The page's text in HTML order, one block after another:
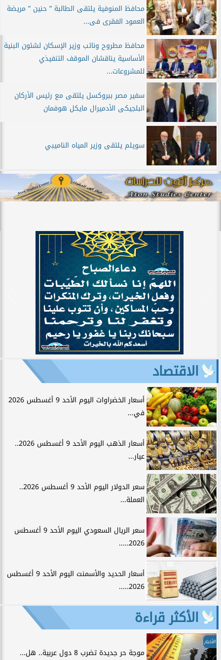
محافظ المنوفية يلتقى الطالبة ” حنين ” مريضة
العمود الفقرى فى...
محافظ مطروح ونائب وزير الإسكان لشئون البنية
الأساسية يناقشان الموقف التنفيذي
للمشروعات...
سفير مصر ببروكسل يلتقى مع رئيس الأركان
البلجيكى الأدميرال مايكل هوفمان
سويلم يلتقى وزير المياه الناميبي
الاقتصاد
أسعار الخضراوات اليوم الأحد 9 أغسطس 2026
في...
أسعار الذهب اليوم الأحد 9 أغسطس 2026..
عيار...
سعر الدولار اليوم الأحد 9 أغسطس 2026..
العملة...
سعر الريال السعودي اليوم الأحد 9 أغسطس
2026.....
أسعار الحديد والأسمنت اليوم الأحد 9 أغسطس
2026.....
الأكثر قراءة
الأخبار
موجة حر جديدة تضرب 8 دول عربية.. هل...